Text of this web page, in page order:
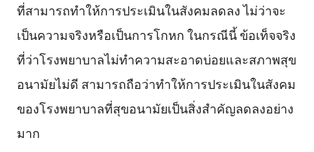
ที่สามารถทำให้การประเมินในสังคมลดลง ไม่ว่าจะ
เป็นความจริงหรือเป็นการโกหก ในกรณีนี้ ข้อเท็จจริง
ที่ว่าโรงพยาบาลไม่ทำความสะอาดบ่อยและสภาพสุข
อนามัยไม่ดี สามารถถือว่าทำให้การประเมินในสังคม
ของโรงพยาบาลที่สุขอนามัยเป็นสิ่งสำคัญลดลงอย่าง
มาก